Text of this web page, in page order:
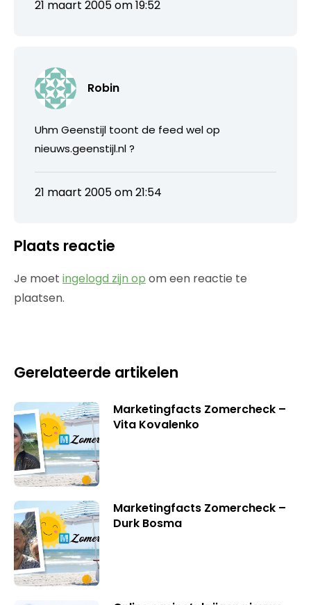
21 maart 2005 om 19:52
Robin
Uhm Geenstijl toont de feed wel op
nieuws.geenstijl.nl ?
21 maart 2005 om 21:54
Plaats reactie
Je moet ingelogd zijn op om een reactie te
plaatsen.
Gerelateerde artikelen
Marketingfacts Zomercheck –
Vita Kovalenko
Marketingfacts Zomercheck –
Durk Bosma